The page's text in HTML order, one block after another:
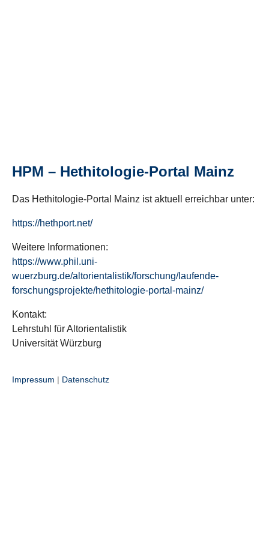
HPM – Hethitologie-Portal Mainz
Das Hethitologie-Portal Mainz ist aktuell erreichbar unter:
https://hethport.net/
Weitere Informationen:
https://www.phil.uni-
wuerzburg.de/altorientalistik/forschung/laufende-
forschungsprojekte/hethitologie-portal-mainz/
Kontakt:
Lehrstuhl für Altorientalistik
Universität Würzburg
Impressum | Datenschutz